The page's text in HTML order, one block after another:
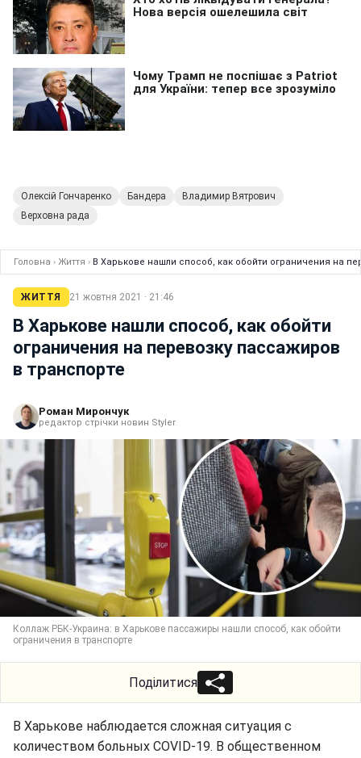
Олексій Гончаренко Бандера
Владимир Вятрович
Верховна рада
Головна › Життя › В Харькове нашли способ, как обойти ограничения на
ЖИТТЯ 21 жовтня 2021 · 21:46
В Харькове нашли способ, как обойти
ограничения на перевозку пассажиров
в транспорте
Роман Мирончук
редактор стрічки новин Styler
Коллаж РБК-Украина: в Харькове пассажиры нашли способ, как обойти
ограничения в транспорте
Поділитися
В Харькове наблюдается сложная ситуация с
количеством больных COVID-19. В общественном